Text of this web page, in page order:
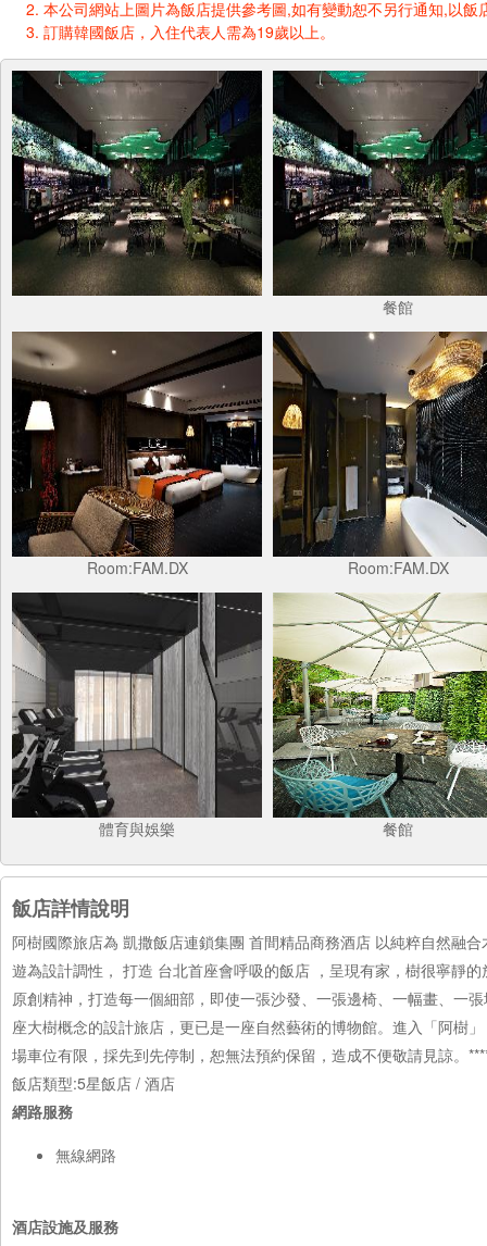
本公司網站上圖片為飯店提供參考圖,如有變動恕不另行通知,以飯
訂購韓國飯店，入住代表人需為19歲以上。
餐館
Room:FAM.DX Room:FAM.DX
體育與娛樂 餐館
飯店詳情說明
阿樹國際旅店為 凱撒飯店連鎖集團 首間精品商務酒店 以純粹自然融
遊為設計調性， 打造 台北首座會呼吸的飯店 ，呈現有家，樹很寧靜
原創精神，打造每一個細部，即使一張沙發、一張邊椅、一幅畫、一
座大樹概念的設計旅店，更已是一座自然藝術的博物館。進入「阿樹
場車位有限，採先到先停制，恕無法預約保留，造成不便敬請見諒。
飯店類型:5星飯店 / 酒店
網路服務
無線網路
酒店設施及服務